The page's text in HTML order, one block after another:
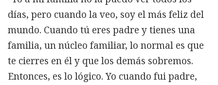
días, pero cuando la veo, soy el más feliz del
mundo. Cuando tú eres padre y tienes una
familia, un núcleo familiar, lo normal es que
te cierres en él y que los demás sobremos.
Entonces, es lo lógico. Yo cuando fui padre,